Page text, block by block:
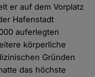
er auf dem Vorplatz
Hafenstadt
auferlegten
körperliche
Gründen
das höchste